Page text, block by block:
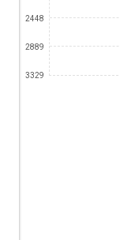
2448
2889
3329